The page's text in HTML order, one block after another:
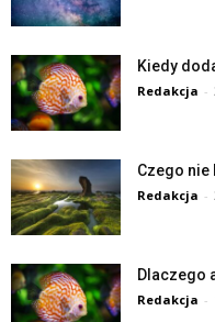
Kiedy
Redakcja -
Czego nie
Redakcja -
Dlaczego
Redakcja -